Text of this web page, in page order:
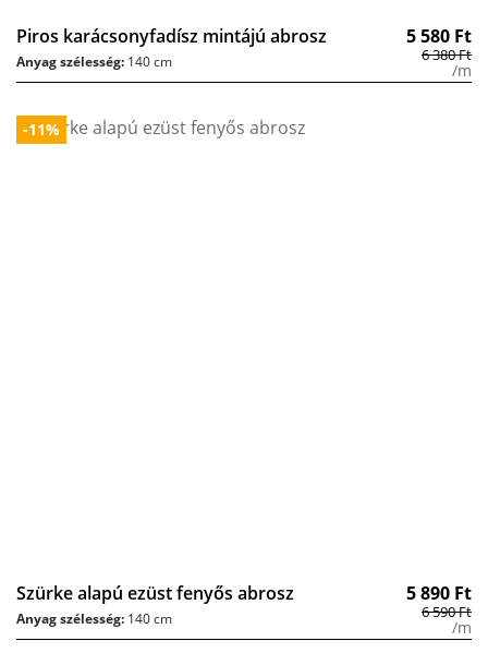
Piros karácsonyfadísz mintájú abrosz 5 580 Ft
6 380Ft
/m
Anyag szélesség: 140 cm
-11%
Szürke alapú ezüst fenyős abrosz 5 890 Ft
6 590Ft
/m
Anyag szélesség: 140 cm